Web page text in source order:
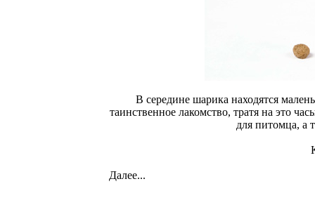
В середине шарика находятся
таинственное лакомство, тратя на это
для питомца, а
Далее...